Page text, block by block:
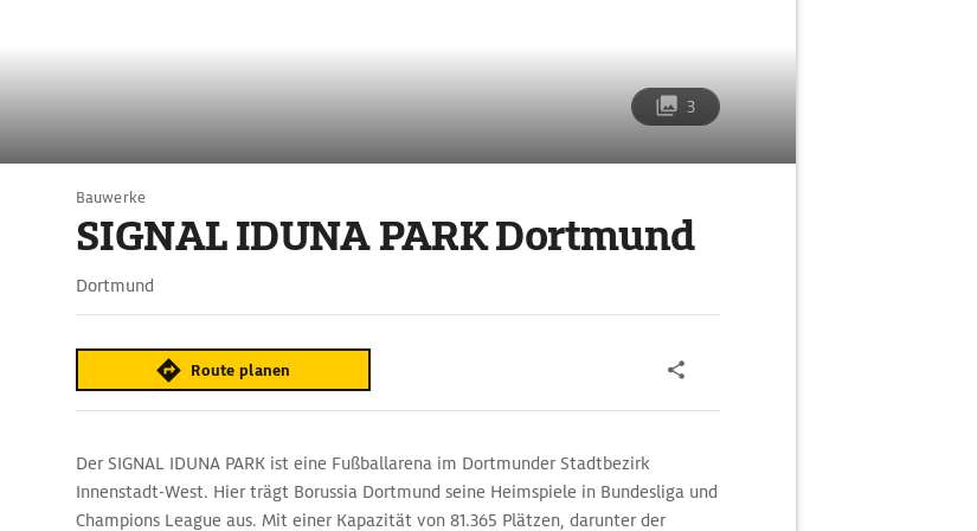
3
Bauwerke
SIGNAL IDUNA PARK Dortmund
Dortmund
Route planen
Der SIGNAL IDUNA PARK ist eine Fußballarena im Dortmunder Stadtbezirk
Innenstadt-West. Hier trägt Borussia Dortmund seine Heimspiele in Bundesliga und
Champions League aus. Mit einer Kapazität von 81.365 Plätzen, darunter der